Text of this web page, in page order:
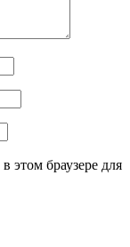
этом браузере для